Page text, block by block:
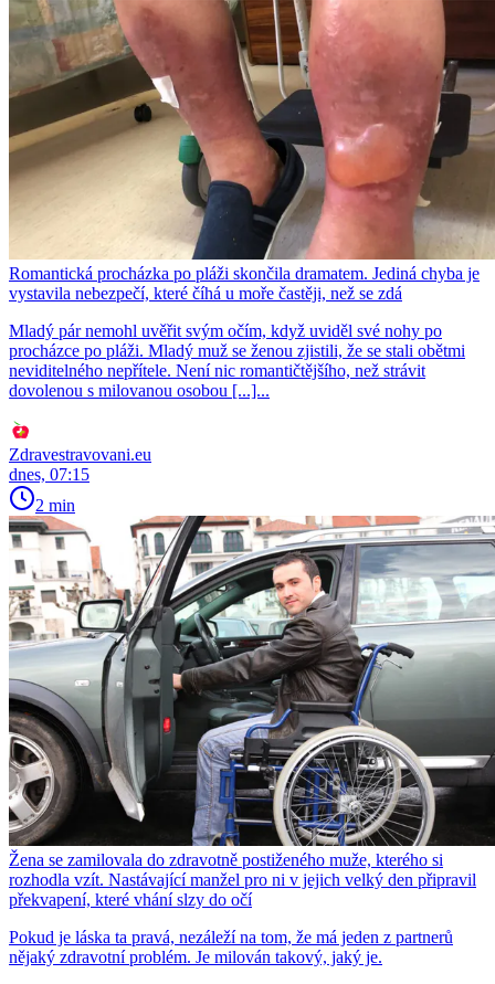
Romantická procházka po pláži skončila dramatem. Jediná chyba je
vystavila nebezpečí, které číhá u moře častěji, než se zdá
Mladý pár nemohl uvěřit svým očím, když uviděl své nohy po
procházce po pláži. Mladý muž se ženou zjistili, že se stali obětmi
neviditelného nepřítele. Není nic romantičtějšího, než strávit
dovolenou s milovanou osobou [...]...
Zdravestravovani.eu
dnes, 07:15
2 min
Žena se zamilovala do zdravotně postiženého muže, kterého si
rozhodla vzít. Nastávající manžel pro ni v jejich velký den připravil
překvapení, které vhání slzy do očí
Pokud je láska ta pravá, nezáleží na tom, že má jeden z partnerů
nějaký zdravotní problém. Je milován takový, jaký je.